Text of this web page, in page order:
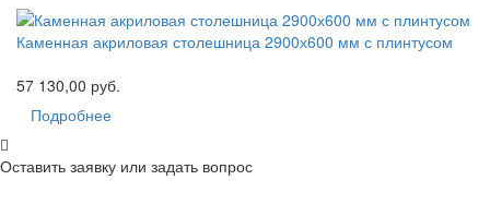
Каменная акриловая столешница 2900х600 мм с плинтусом
57 130,00 руб.
Подробнее
Оставить заявку или задать вопрос